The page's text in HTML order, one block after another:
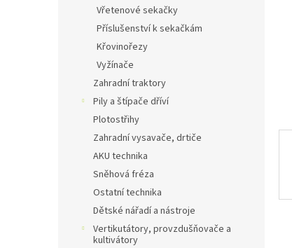
Vřetenové sekačky
Příslušenství k sekačkám
Křovinořezy
Vyžínače
Zahradní traktory
Pily a štípače dříví
Plotostřihy
Zahradní vysavače, drtiče
AKU technika
Sněhová fréza
Ostatní technika
Dětské nářadí a nástroje
Vertikutátory, provzdušňovače a
kultivátory